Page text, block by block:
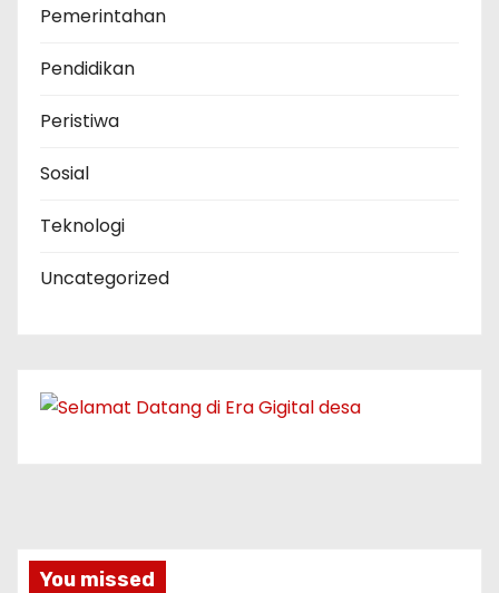
Pemerintahan
Pendidikan
Peristiwa
Sosial
Teknologi
Uncategorized
You missed